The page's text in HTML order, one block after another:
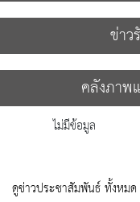
ข่า
คลังภาพ
ไม่มีข้อมูล
ดูข่าวประชาสัมพันธ์ ทั้งหมด